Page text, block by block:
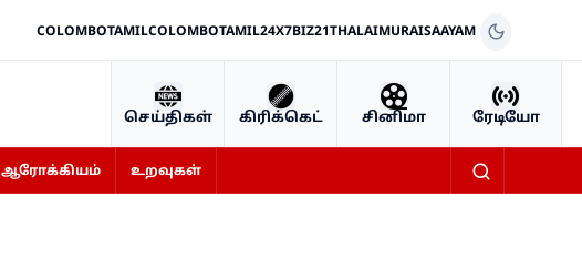
COLOMBOTAMILCOLOMBOTAMIL24X7BIZ21THALAIMURAISAAYAM
செய்திகள் கிரிக்கெட் சினிமா ரேடியோ
ஆரோக்கியம் உறவுகள்